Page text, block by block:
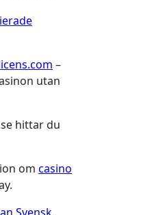
–
utan
hittar du
om casino